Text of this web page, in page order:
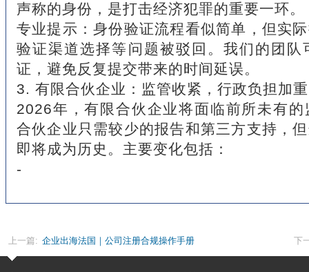
声称的身份，是打击经济犯罪的重要一环。
专业提示：身份验证流程看似简单，但实
验证渠道选择等问题被驳回。我们的团队
证，避免反复提交带来的时间延误。
3. 有限合伙企业：监管收紧，行政负担加重
2026年，有限合伙企业将面临前所未有
合伙企业只需较少的报告和第三方支持，
即将成为历史。主要变化包括：
-
上一篇: 企业出海法国｜公司注册合规操作手册 下